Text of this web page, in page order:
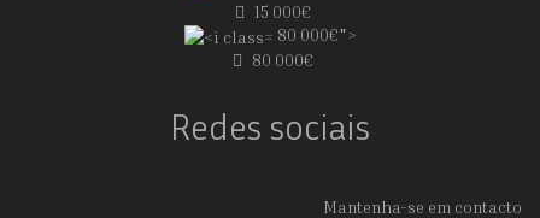
15 000€
80 000€">
80 000€
Redes sociais
Mantenha-se em contacto